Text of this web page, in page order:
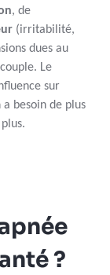
, de
(irritabilité,
dues au
Le
sur
besoin de plus
?